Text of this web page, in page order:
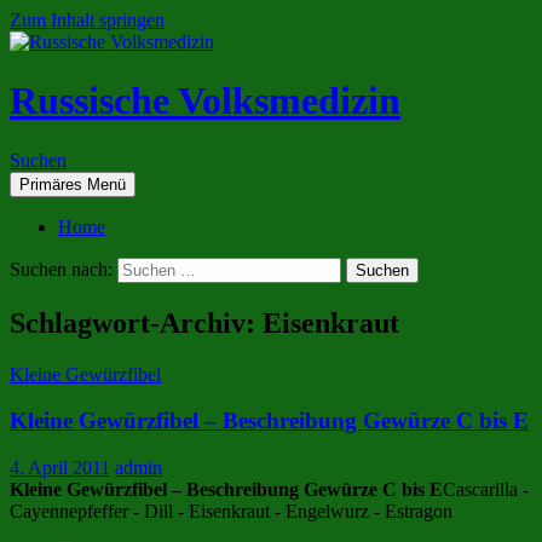
Zum Inhalt springen
Russische Volksmedizin
Suchen
Primäres Menü
Home
Suchen nach:
Schlagwort-Archiv: Eisenkraut
Kleine Gewürzfibel
Kleine Gewürzfibel – Beschreibung Gewürze C bis E
4. April 2011 admin
Kleine Gewürzfibel – Beschreibung Gewürze C bis ECascarilla -
Cayennepfeffer - Dill - Eisenkraut - Engelwurz - Estragon